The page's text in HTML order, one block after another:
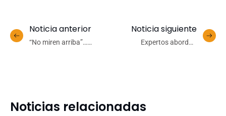
Noticia anterior
“No miren arriba”…
Noticia siguiente
Expertos abordan
Noticias relacionadas